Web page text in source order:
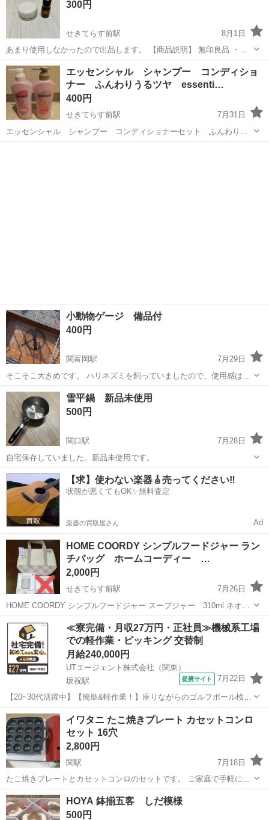
300円
せきてらす前駅
8月1日
あまり使用しなかったので出品します。 【商品説明】 無印良品 ・ア
ロマオイル ゆず 10ml ※少し使用したため、開封済みです。 ・
アロマストーン
岐阜 関市 芳香剤、消臭剤
エッセンシャル シャンプー コンディショ
ナー ふんわりうるツヤ essenti…
400円
せきてらす前駅
7月31日
エッセンシャル シャンプー コンディショナーセット ふんわりう
るツヤ 各450mL 新品未開封品
小動物ゲージ 備品付
400円
関富岡駅
7月29日
そこそこ大きめです。 ハリネズミを飼っていましたので、使用感はあ
りますが、部屋で使用していた為外観は綺麗だと思います。 25センチ
回し車と、シートヒーターセットなので、後は餌入れと水飲み、敷材
さえあれば、ウサギくらいまでなら...
岐阜 関市 関富岡駅 生活雑貨
雪平鍋 新品未使用
500円
関口駅
7月28日
自宅保存していました。新品未使用です。
岐阜 関市 関口駅 調理器具 新品
【求】使わない楽器🎸売ってください‼️
状態が悪くてもOK✨無料査定
楽器の買取屋さん Ad
HOME COORDY シンプルフードジャー ラン
チバッグ ホームコーディー …
2,000円
せきてらす前駅
7月26日
HOME COORDY シンプルフードジャー スープジャー 310ml ネオプ
レンランチバッグ セットになります。 ランチバッグはクッション性の
ある生地を使用しています。 口部はしっかりと閉まるファスナータイ
プです。 ...
岐阜 関市 せきてらす前駅 食器 弁当箱
≪寮完備・月収27万円・正社員≫機械系工場
での軽作業・ピッキング 交替制
月給240,000円
UTエージェント株式会社（関東）
坂祝駅
提携サイト 7月22日
【20~30代活躍中】【簡単&軽作業！】座りながらのゴルフボール検品
◎直接雇用の可能性あり！《JBEZ1C》 詳細情報 ＼ゴルフボールの検
査をお任せします♪／ ゴム製品製造でも有名なあの大手メーカーでの
お仕事！ ゴルフボ...
岐阜 関市 坂祝駅 その他
イワタニ たこ焼きプレート カセットコンロ
セット 16穴
2,800円
関駅
7月18日
たこ焼きプレートとカセットコンロのセットです。 ご家庭で手軽にた
こ焼きパーティーが楽しめます。 プレートは16穴タイプです。 カセッ
トコンロは赤色で、一般的なガスボンベで使用可能です。 使用に伴う
多少の傷や汚れが見られますが...
岐阜 関市 調理器具 たこ焼き
HOYA 鉢揃五客 しだ模様
500円